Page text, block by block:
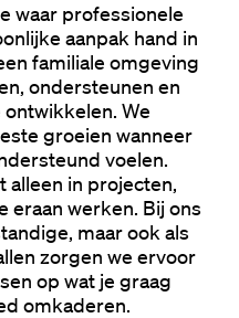
waar professionele
aanpak hand in
familiale omgeving
ondersteunen en
We
groeien wanneer
voelen.
alleen in projecten,
eraan werken. Bij ons
maar ook als
zorgen we ervoor
op wat je graag
omkaderen.